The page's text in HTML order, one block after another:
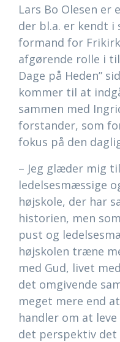
Lars Bo Olesen
der bl.a. er kendt
formand for
afgørende rolle i
Dage på Heden”
kommer til at
sammen med
forstander, som
fokus på den
– Jeg glæder mig
ledelsesmæssige
højskole, der har
historien, men
pust og
højskolen træne
med Gud, livet
det omgivende
meget mere end
handler om at
det perspektiv det